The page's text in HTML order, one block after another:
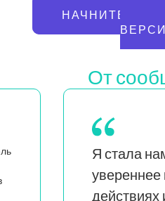
НАЧНИТЕ
От
Как мама
чернокожей и